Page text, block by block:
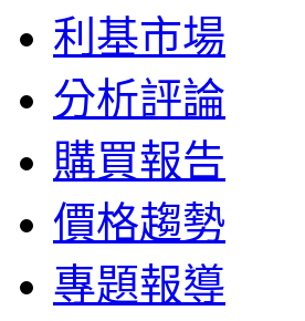
利基市場
分析評論
購買報告
價格趨勢
專題報導